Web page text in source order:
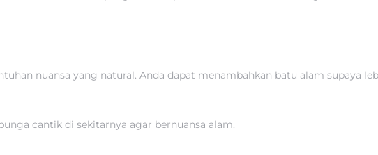
nuansa yang natural. Anda dapat menambahkan batu alam supaya
cantik di sekitarnya agar bernuansa alam.